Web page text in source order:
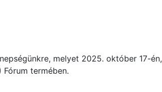
melyet 2025. október 17-én,
termében.